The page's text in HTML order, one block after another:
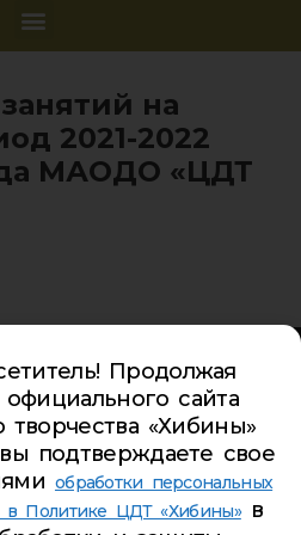
на
2021-2022
МАОДО «ЦДТ
85
Продолжая
сайта
творчества «Хибины»
подтверждаете свое
обработки персональных
Политике ЦДТ «Хибины»в